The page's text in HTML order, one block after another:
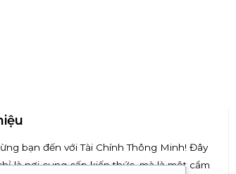
bạn đến với Tài Chính Thông Minh! Đây
là nơi cung cấp kiến thức, mà là một cẩm